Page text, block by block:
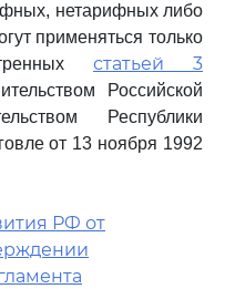
нетарифных либо
применяться только
статьей 3
Российской
Республики
от 13 ноября 1992
РФ от